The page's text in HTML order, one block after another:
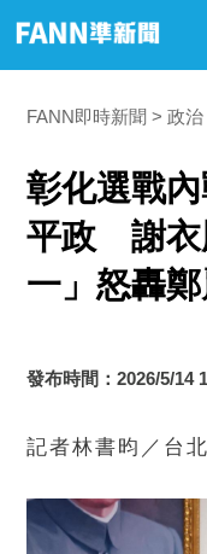
FANN即時新聞 政治
彰化選戰
平政 謝衣
一」怒轟
發布時間：2026/5/14
記者林書昀／台